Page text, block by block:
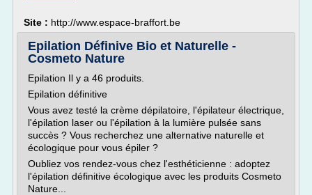
Site : http://www.espace-braffort.be
Epilation Définive Bio et Naturelle -
Cosmeto Nature
Epilation Il y a 46 produits.
Epilation définitive
Vous avez testé la crème dépilatoire, l'épilateur électrique,
l'épilation laser ou l'épilation à la lumière pulsée sans
succès ? Vous recherchez une alternative naturelle et
écologique pour vous épiler ?
Oubliez vos rendez-vous chez l'esthéticienne : adoptez
l'épilation définitive écologique avec les produits Cosmeto
Nature...